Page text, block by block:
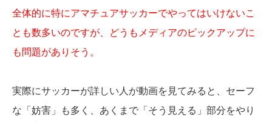
全体的に特にアマチュアサッカーでやってはいけないこ
とも数多いのですが、どうもメディアのピックアップに
も問題がありそう。
実際にサッカーが詳しい人が動画を見てみると、セーフ
な「妨害」も多く、あくまで「そう見える」部分をやり